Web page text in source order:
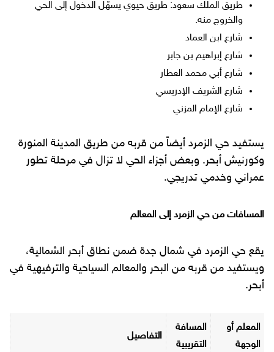
طريق الملك سعود: طريق حيوي يسهّل الدخول إلى الحي
والخروج منه.
شارع ابن العماد
شارع إبراهيم بن جابر
شارع أبي محمد العطار
شارع الشريف الإدريسي
شارع الإمام المزني
يستفيد حي الزمرد أيضاً من قربه من طريق المدينة المنورة
وكورنيش أبحر. وبعض أجزاء الحي لا تزال في مرحلة تطور
عمراني وخدمي تدريجي.
المسافات من حي الزمرد إلى المعالم
يقع حي الزمرد في شمال جدة ضمن نطاق أبحر الشمالية،
ويستفيد من قربه من البحر والمعالم السياحية والترفيهية في
أبحر.
المعلم أو
الوجهة
المسافة
التقريبية
التفاصيل